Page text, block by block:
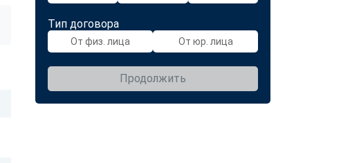
Тип договора
От физ. лица От юр. лица
Продолжить